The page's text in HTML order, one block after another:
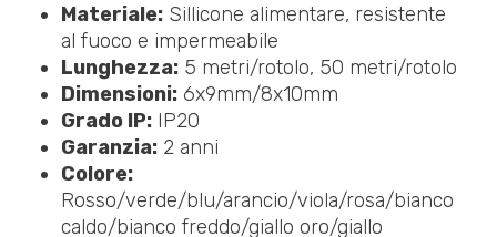
Materiale: Sillicone alimentare, resistente
al fuoco e impermeabile
Lunghezza: 5 metri/rotolo, 50 metri/rotolo
Dimensioni: 6x9mm/8x10mm
Grado IP: IP20
Garanzia: 2 anni
Colore:
Rosso/verde/blu/arancio/viola/rosa/bianco
caldo/bianco freddo/giallo oro/giallo